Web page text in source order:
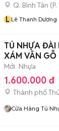
Q. Bình Tân (
L Lê Thanh Dương
TỦ NHỰA ĐÀI
XÁM VÂN GỖ
Mới Nhựa
1.600.000 đ
Thành phố
Cửa Hàng Tủ